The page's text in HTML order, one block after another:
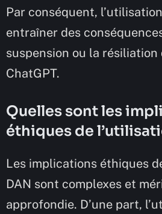
Par conséquent,
entraîner des
suspension ou la
ChatGPT.
Quelles sont les
éthiques de
Les implications éthiques
DAN sont complexes et
approfondie. D’une part,